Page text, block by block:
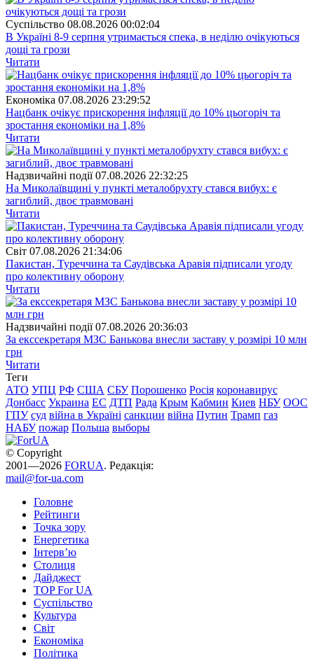
Суспiльство 08.08.2026 00:02:04
В Україні 8-9 серпня утримається спека, в неділю очікуються
дощі та грози
Читати
Економіка 07.08.2026 23:29:52
Нацбанк очікує прискорення інфляції до 10% цьогоріч та
зростання економіки на 1,8%
Читати
Надзвичайні події 07.08.2026 22:32:25
На Миколаївщині у пункті металобрухту стався вибух: є
загиблий, двоє травмовані
Читати
Свiт 07.08.2026 21:34:06
Пакистан, Туреччина та Саудівська Аравія підписали угоду
про колективну оборону
Читати
Надзвичайні події 07.08.2026 20:36:03
За екссекретаря МЗС Банькова внесли заставу у розмірі 10 млн
грн
Читати
Теги
АТО УПЦ РФ США СБУ Порошенко Росія коронавирус
Донбасс Украина ЕС ДТП Рада Крым Кабмин Киев НБУ ООС
ГПУ суд війна в Україні санкции війна Путин Трамп газ
НАБУ пожар Польша выборы
© Copyright
2001—2026 FORUA. Редакція:
mail@for-ua.com
Головне
Рейтинги
Точка зору
Енергетика
Інтерв’ю
Столиця
Дайджест
TOP For UA
Суспiльство
Культура
Світ
Економіка
Політика